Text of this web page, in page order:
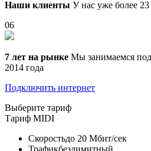
Наши клиенты У нас уже более
06
7 лет на рынке Мы занимаемся
2014 года
Подключить интернет
Выберите тариф
Тариф MIDI
Скоростьдо 20 Мбит/сек
Трафикбезлимитный